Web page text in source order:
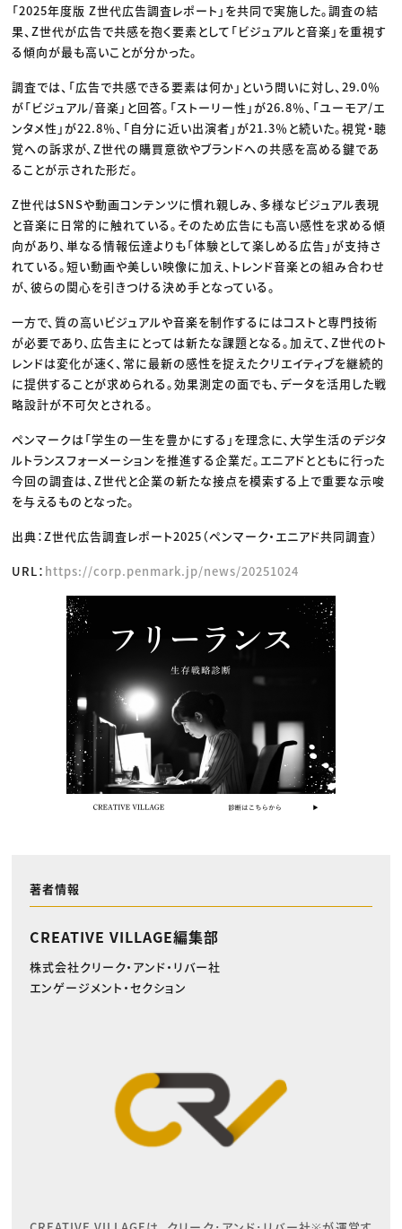
「2025年度版 Z世代広告調査レポート」を共同で実施した。調査の結
果、Z世代が広告で共感を抱く要素として「ビジュアルと音楽」を重視す
る傾向が最も高いことが分かった。
調査では、「広告で共感できる要素は何か」という問いに対し、29.0％
が「ビジュアル/音楽」と回答。「ストーリー性」が26.8％、「ユーモア/エ
ンタメ性」が22.8％、「自分に近い出演者」が21.3％と続いた。視覚・聴
覚への訴求が、Z世代の購買意欲やブランドへの共感を高める鍵であ
ることが示された形だ。
Z世代はSNSや動画コンテンツに慣れ親しみ、多様なビジュアル表現
と音楽に日常的に触れている。そのため広告にも高い感性を求める傾
向があり、単なる情報伝達よりも「体験として楽しめる広告」が支持さ
れている。短い動画や美しい映像に加え、トレンド音楽との組み合わせ
が、彼らの関心を引きつける決め手となっている。
一方で、質の高いビジュアルや音楽を制作するにはコストと専門技術
が必要であり、広告主にとっては新たな課題となる。加えて、Z世代のト
レンドは変化が速く、常に最新の感性を捉えたクリエイティブを継続的
に提供することが求められる。効果測定の面でも、データを活用した戦
略設計が不可欠とされる。
ペンマークは「学生の一生を豊かにする」を理念に、大学生活のデジタ
ルトランスフォーメーションを推進する企業だ。エニアドとともに行った
今回の調査は、Z世代と企業の新たな接点を模索する上で重要な示唆
を与えるものとなった。
出典：Z世代広告調査レポート2025（ペンマーク・エニアド共同調査）
URL： https://corp.penmark.jp/news/20251024
著者情報
CREATIVE VILLAGE編集部
株式会社クリーク・アンド・リバー社
エンゲージメント・セクション